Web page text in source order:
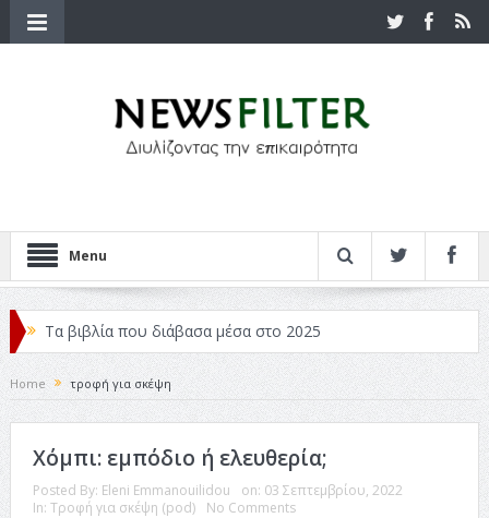
Menu
Τα βιβλία που διάβασα μέσα στο 2025
Κριτικές ταινιών: Ο Ντι Κάπριο και ο Λάνθιμος
Σχεδιασμός που «Μιλάει» Χωρίς Λέξεις
Σπιρτόκουτο: η απόλυτη αντισυμβατική καλοκαιρινή
ταινία
Home τροφή για σκέψη
Χόμπι: εμπόδιο ή ελευθερία;
Posted By: Eleni Emmanouilidou on: 03 Σεπτεμβρίου, 2022
In: Τροφή για σκέψη (pod) No Comments